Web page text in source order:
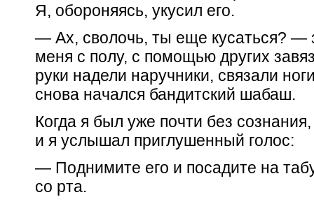
Я, обороняясь, укусил его.
— Ах, сволочь, ты еще кусаться? —
меня с полу, с помощью других
руки надели наручники, связали
снова начался бандитский шабаш.
Когда я был уже почти без
и я услышал приглушенный голос:
— Поднимите его и посадите на
со рта.